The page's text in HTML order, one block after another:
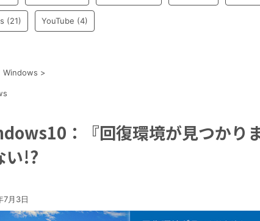
(21) YouTube (4)
Windows >
：『回復環境が見つかり
い!?
7月3日